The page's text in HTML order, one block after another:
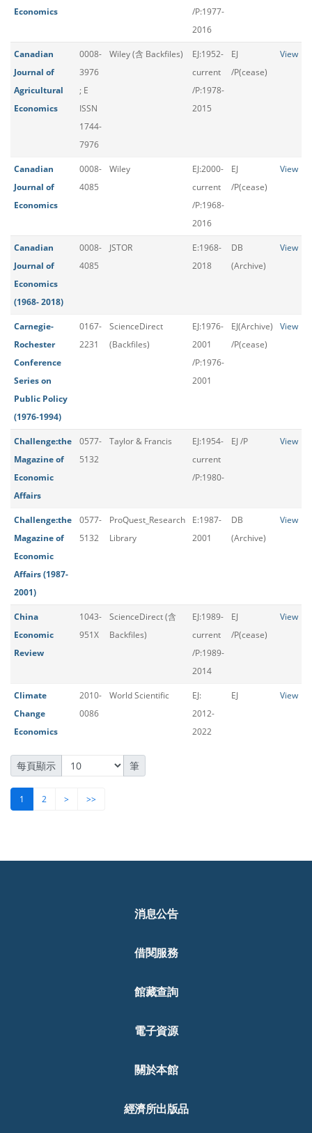
Economics
/P:1977-
2016
Canadian
Journal of
Agricultural
Economics
0008-
3976
; E
ISSN
1744-
7976
Wiley (含 Backfiles)
EJ:1952-
current
/P:1978-
2015
EJ
/P(cease)
View
Canadian
Journal of
Economics
0008-
4085
Wiley
EJ:2000-
current
/P:1968-
2016
EJ
/P(cease)
View
Canadian
Journal of
Economics
(1968- 2018)
0008-
4085
JSTOR
E:1968-
2018
DB
(Archive)
View
Carnegie-
Rochester
Conference
Series on
Public Policy
(1976-1994)
0167-
2231
ScienceDirect
(Backfiles)
EJ:1976-
2001
/P:1976-
2001
EJ(Archive)
/P(cease)
View
Challenge:the
Magazine of
Economic
Affairs
0577-
5132
Taylor & Francis
EJ:1954-
current
/P:1980-
EJ /P View
Challenge:the
Magazine of
Economic
Affairs (1987-
2001)
0577-
5132
ProQuest_Research
Library
E:1987-
2001
DB
(Archive)
View
China
Economic
Review
1043-
951X
ScienceDirect (含
Backfiles)
EJ:1989-
current
/P:1989-
2014
EJ
/P(cease)
View
Climate
Change
Economics
2010-
0086
World Scientific
EJ:
2012-
2022
EJ View
每頁顯示 筆
1 2 > >>
消息公告
借閱服務
館藏查詢
電子資源
關於本館
經濟所出版品